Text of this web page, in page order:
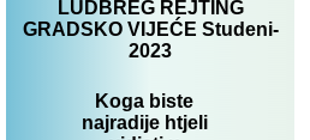
12.12.2022
Parametri za obračun plaće u 2023
Čestiti Božić te sretna i uspješna Nova 2022 .g.
iz Astruma Ludbreg